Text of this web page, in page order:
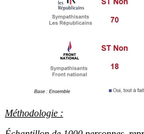
Méthodologie :